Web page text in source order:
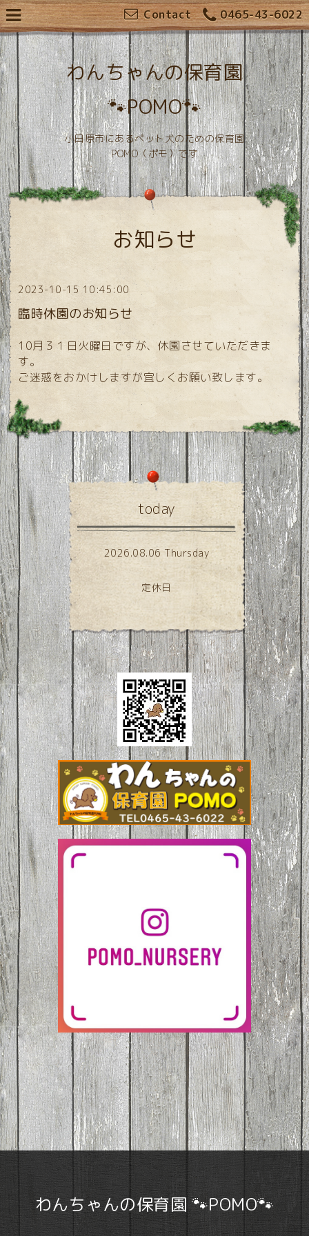
0465-43-6022
Contact
わんちゃんの保育園
🐾POMO🐾
小田原市にあるペット犬のための保育園
POMO（ポモ）です
お知らせ
2023-10-15 10:45:00
臨時休園のお知らせ
10月３１日火曜日ですが、休園させていただきま
す。
ご迷惑をおかけしますが宜しくお願い致します。
today
2026.08.06 Thursday
定休日
わんちゃんの保育園 🐾POMO🐾